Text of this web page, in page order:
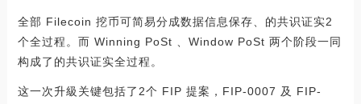
全部 Filecoin 挖币可简易分成数据信息保存、的共识证实2
个全过程。而 Winning PoSt 、Window PoSt 两个阶段一同
构成了的共识证实全过程。
这一次升級关键包括了2个 FIP 提案，FIP-0007 及 FIP-